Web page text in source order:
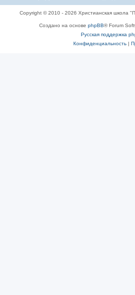
Copyright © 2010 - 2026 Христианская школа
Создано на основе phpBB® Forum
Русская поддержка
Конфиденциальность|